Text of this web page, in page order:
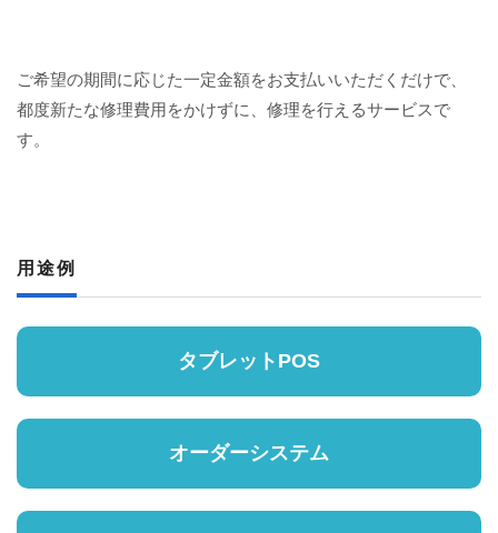
ご希望の期間に応じた一定金額をお支払いいただくだけで、
都度新たな修理費用をかけずに、修理を行えるサービスで
す。
用途例
タブレットPOS
オーダーシステム